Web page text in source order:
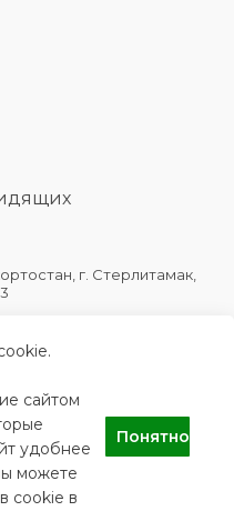
г. Стерлитамак,
сайтом
удобнее
можете
cookie в
Понятно